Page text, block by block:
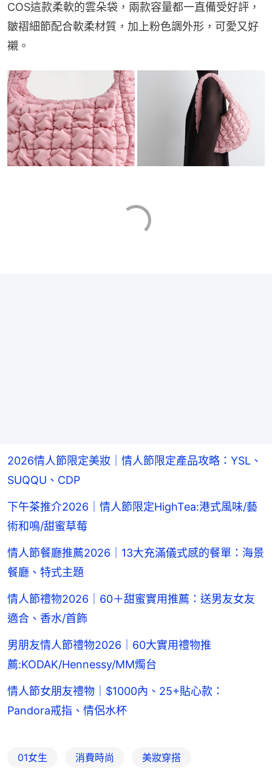
COS這款柔軟的雲朵袋，兩款容量都一直備受好評，
皺褶細節配合軟柔材質，加上粉色調外形，可愛又好
襯。
2026情人節限定美妝｜情人節限定產品攻略：YSL、
SUQQU、CDP
下午茶推介2026｜情人節限定HighTea:港式風味/藝
術和鳴/甜蜜草莓
情人節餐廳推薦2026｜13大充滿儀式感的餐單：海景
餐廳、特式主題
情人節禮物2026｜60＋甜蜜實用推薦：送男友女友
適合、香水/首飾
男朋友情人節禮物2026｜60大實用禮物推
薦:KODAK/Hennessy/MM燭台
情人節女朋友禮物｜$1000內、25+貼心款：
Pandora戒指、情侶水杯
01女生 消費時尚 美妝穿搭